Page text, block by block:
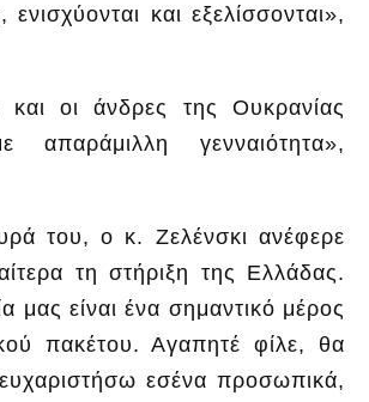
ενισχύονται και εξελίσσονται»,
και οι άνδρες της Ουκρανίας
απαράμιλλη γενναιότητα»,
του, ο κ. Ζελένσκι ανέφερε
τη στήριξη της Ελλάδας.
μας είναι ένα σημαντικό μέρος
πακέτου. Αγαπητέ φίλε, θα
εσένα προσωπικά,